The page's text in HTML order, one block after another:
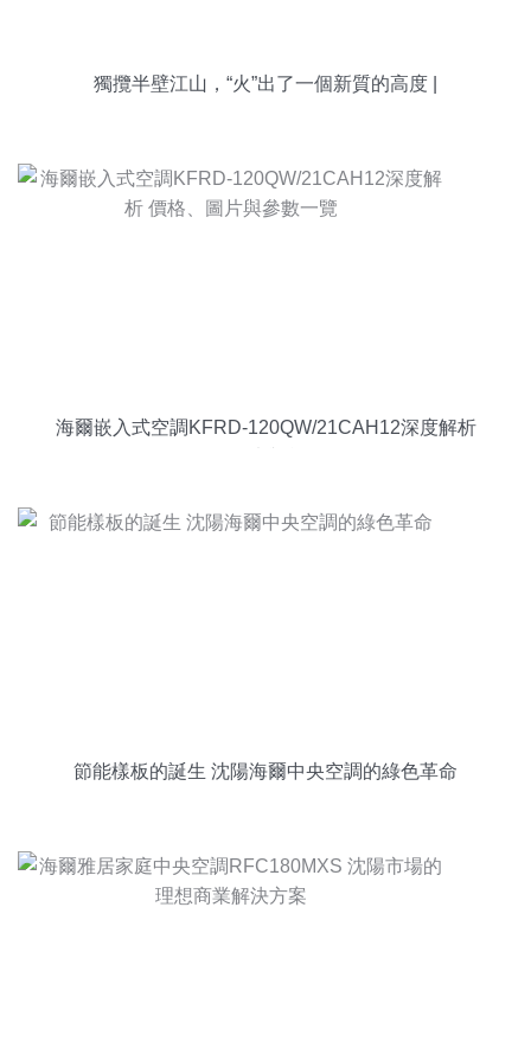
獨攬半壁江山，“火”出了一個新質的高度 |
海爾嵌入式空調KFRD-120QW/21CAH12深度解析
節能樣板的誕生 沈陽海爾中央空調的綠色革命